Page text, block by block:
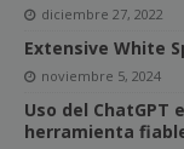
diciembre 27, 2022
Extensive White
noviembre 5, 2024
Uso del ChatGPT
herramienta